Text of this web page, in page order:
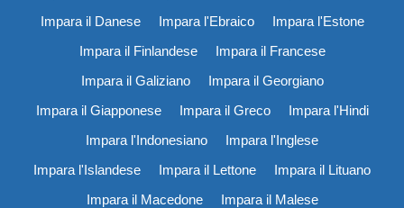
Impara il Danese
Impara l'Ebraico
Impara l'Estone
Impara il Finlandese
Impara il Francese
Impara il Galiziano
Impara il Georgiano
Impara il Giapponese
Impara il Greco
Impara l'Hindi
Impara l'Indonesiano
Impara l'Inglese
Impara l'Islandese
Impara il Lettone
Impara il Lituano
Impara il Macedone
Impara il Malese